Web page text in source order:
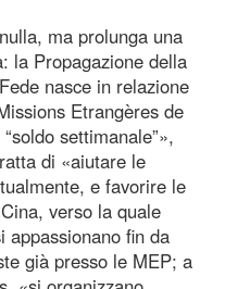
ma prolunga una
la Propagazione della
nasce in relazione
Etrangères de
settimanale”»,
di «aiutare le
e favorire le
verso la quale
appassionano fin da
già presso le MEP; a